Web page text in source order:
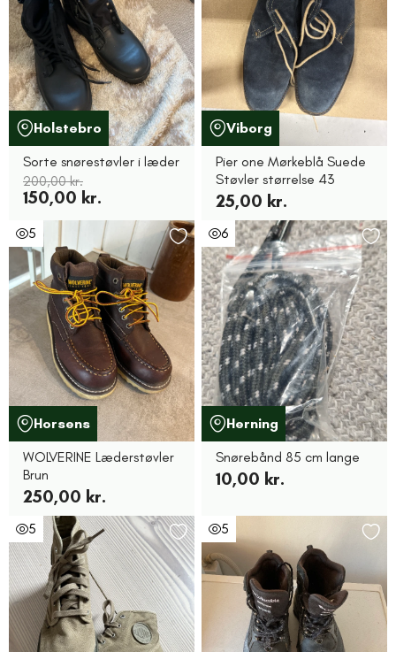
Holstebro
Sorte snørestøvler i læder
200,00 kr.
150,00 kr.
Viborg
Pier one Mørkeblå Suede
Støvler størrelse 43
25,00 kr.
5
Horsens
WOLVERINE Læderstøvler
Brun
250,00 kr.
6
Herning
Snørebånd 85 cm lange
10,00 kr.
5 5